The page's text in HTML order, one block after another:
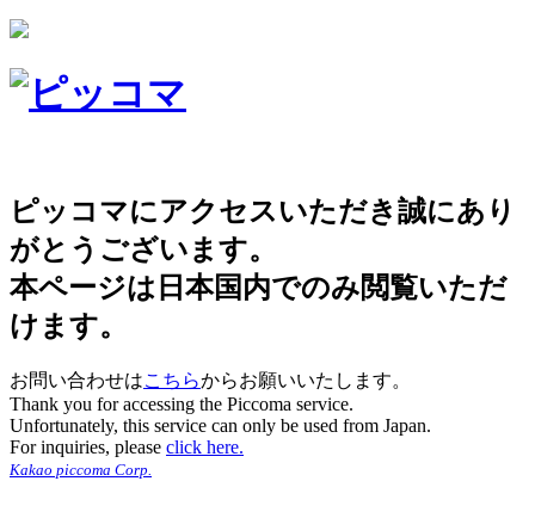
ピッコマにアクセスいただき誠にあり
がとうございます。
本ページは日本国内でのみ閲覧いただ
けます。
お問い合わせはこちらからお願いいたします。
Thank you for accessing the Piccoma service.
Unfortunately, this service can only be used from Japan.
For inquiries, please click here.
Kakao piccoma Corp.